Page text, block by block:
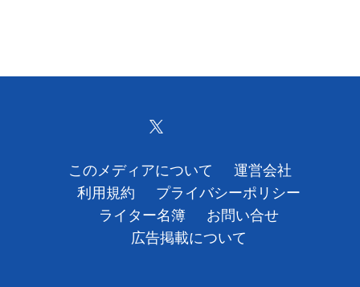
このメディアについて
運営会社
利用規約
プライバシーポリシー
ライター名簿
お問い合せ
広告掲載について